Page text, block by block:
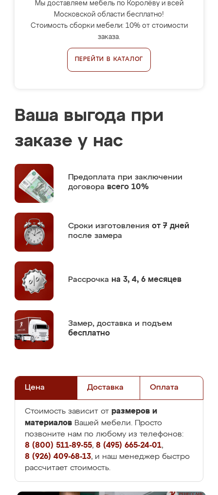
Мы доставляем мебель по Королёву и всей
Московской области бесплатно!
Стоимость сборки мебели: 10% от стоимости
заказа.
ПЕРЕЙТИ В КАТАЛОГ
Ваша выгода при
заказе у нас
Предоплата при заключении
договора всего 10%
Сроки изготовления от 7 дней
после замера
Рассрочка на 3, 4, 6 месяцев
Замер, доставка и подъем
бесплатно
Цена Доставка Оплата
Стоимость зависит от размеров и
материалов Вашей мебели. Просто
позвоните нам по любому из телефонов:
8 (800) 511-89-55, 8 (495) 665-24-01,
8 (926) 409-68-13, и наш менеджер быстро
рассчитает стоимость.